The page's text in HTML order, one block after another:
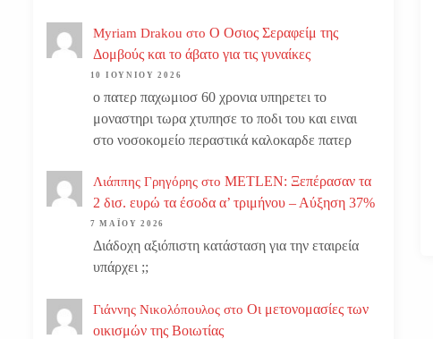
Myriam Drakou στο Ο Οσιος Σεραφείμ της
Δομβούς και το άβατο για τις γυναίκες
10 ΙΟΥΝΊΟΥ 2026
ο πατερ παχωμιοσ 60 χρονια υπηρετει το
μοναστηρι τωρα χτυπησε το ποδι του και ειναι
στο νοσοκομείο περαστικά καλοκαρδε πατερ
Λιάππης Γρηγόρης στο METLEN: Ξεπέρασαν τα
2 δισ. ευρώ τα έσοδα α’ τριμήνου – Αύξηση 37%
7 ΜΑΪ́ΟΥ 2026
Διάδοχη αξιόπιστη κατάσταση για την εταιρεία
υπάρχει ;;
Γιάννης Νικολόπουλος στο Οι μετονομασίες των
οικισμών της Βοιωτίας